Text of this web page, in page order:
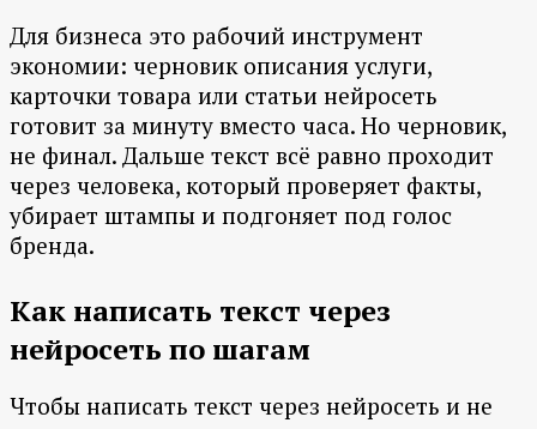
Для бизнеса это рабочий инструмент
экономии: черновик описания услуги,
карточки товара или статьи нейросеть
готовит за минуту вместо часа. Но черновик,
не финал. Дальше текст всё равно проходит
через человека, который проверяет факты,
убирает штампы и подгоняет под голос
бренда.
Как написать текст через
нейросеть по шагам
Чтобы написать текст через нейросеть и не